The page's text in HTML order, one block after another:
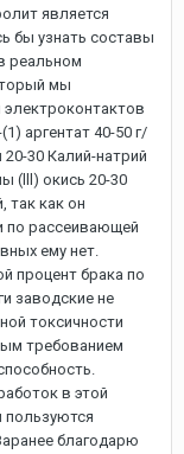
является
бы узнать составы
реальном
мы
аргентат 40-50 г/
30 Калий-натрий
(lll) окись 20-30
так как он
по рассеивающей
ему нет.
процент брака по
заводские не
токсичности
требованием
в этой
пользуются
благодарю